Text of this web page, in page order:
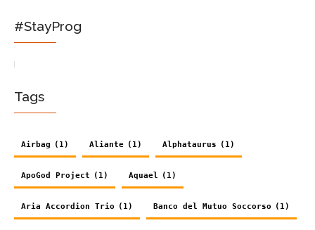
#StayProg
Tags
Airbag (1) Aliante (1) Alphataurus (1)
ApoGod Project (1) Aquael (1)
Aria Accordion Trio (1) Banco del Mutuo Soccorso (1)